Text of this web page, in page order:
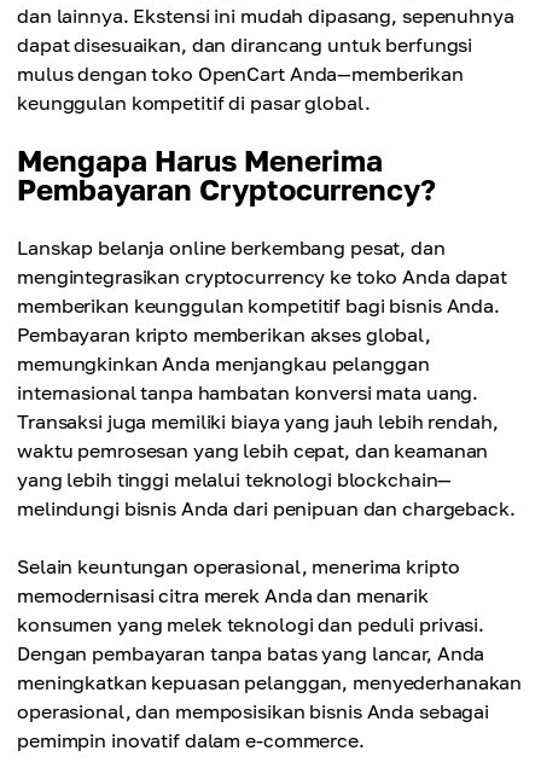
dan lainnya. Ekstensi ini mudah dipasang, sepenuhnya
dapat disesuaikan, dan dirancang untuk berfungsi
mulus dengan toko OpenCart Anda—memberikan
keunggulan kompetitif di pasar global.
Mengapa Harus Menerima
Pembayaran Cryptocurrency?
Lanskap belanja online berkembang pesat, dan
mengintegrasikan cryptocurrency ke toko Anda dapat
memberikan keunggulan kompetitif bagi bisnis Anda.
Pembayaran kripto memberikan akses global,
memungkinkan Anda menjangkau pelanggan
internasional tanpa hambatan konversi mata uang.
Transaksi juga memiliki biaya yang jauh lebih rendah,
waktu pemrosesan yang lebih cepat, dan keamanan
yang lebih tinggi melalui teknologi blockchain—
melindungi bisnis Anda dari penipuan dan chargeback.
Selain keuntungan operasional, menerima kripto
memodernisasi citra merek Anda dan menarik
konsumen yang melek teknologi dan peduli privasi.
Dengan pembayaran tanpa batas yang lancar, Anda
meningkatkan kepuasan pelanggan, menyederhanakan
operasional, dan memposisikan bisnis Anda sebagai
pemimpin inovatif dalam e-commerce.